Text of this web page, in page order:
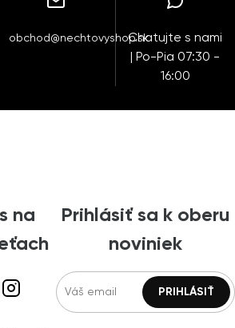
obchod@nechtovyshop.skChatujte s nami
| Po-Pia 07:30 -
16:00
na
Prihlásiť sa k oberu
noviniek